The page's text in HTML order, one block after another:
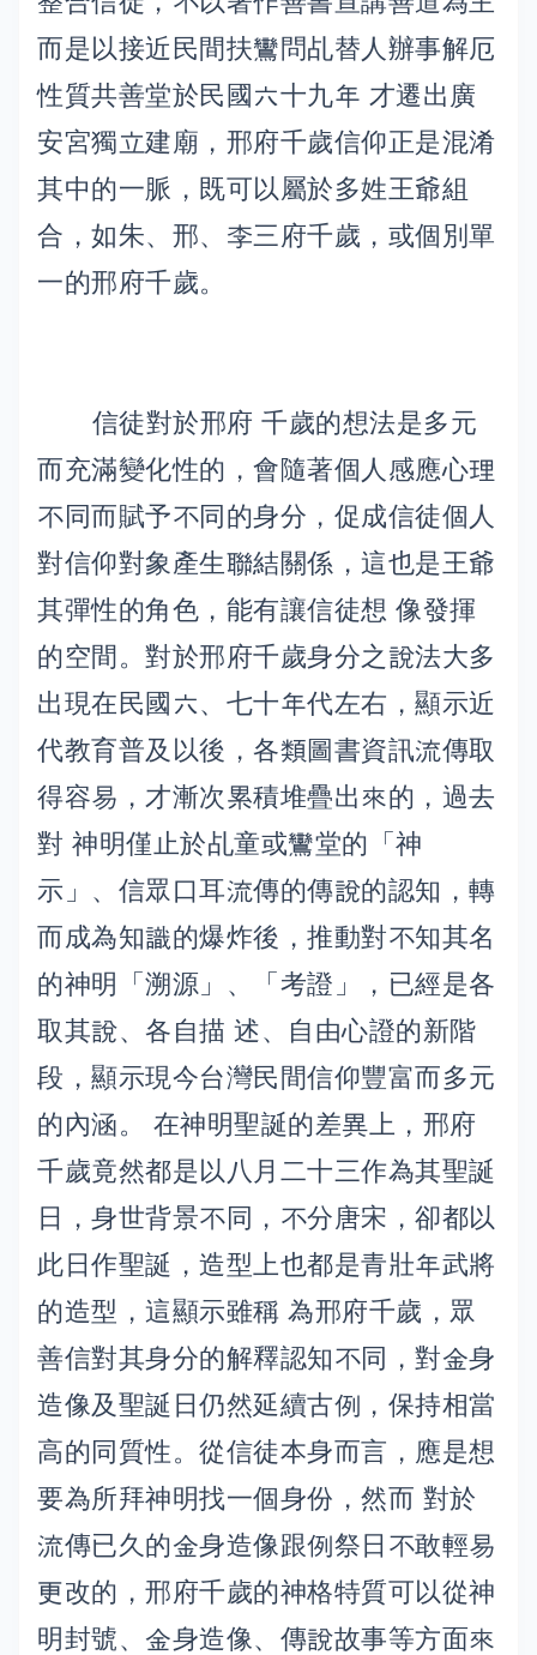
而是以接近民間扶鸞問乩替人辦事解厄
性質共善堂於民國六十九年 才遷出廣
安宮獨立建廟，邢府千歲信仰正是混淆
其中的一脈，既可以屬於多姓王爺組
合，如朱、邢、李三府千歲，或個別單
一的邢府千歲。
信徒對於邢府 千歲的想法是多元
而充滿變化性的，會隨著個人感應心理
不同而賦予不同的身分，促成信徒個人
對信仰對象產生聯結關係，這也是王爺
其彈性的角色，能有讓信徒想 像發揮
的空間。對於邢府千歲身分之說法大多
出現在民國六、七十年代左右，顯示近
代教育普及以後，各類圖書資訊流傳取
得容易，才漸次累積堆疊出來的，過去
對 神明僅止於乩童或鸞堂的「神
示」、信眾口耳流傳的傳說的認知，轉
而成為知識的爆炸後，推動對不知其名
的神明「溯源」、「考證」，已經是各
取其說、各自描 述、自由心證的新階
段，顯示現今台灣民間信仰豐富而多元
的內涵。 在神明聖誕的差異上，邢府
千歲竟然都是以八月二十三作為其聖誕
日，身世背景不同，不分唐宋，卻都以
此日作聖誕，造型上也都是青壯年武將
的造型，這顯示雖稱 為邢府千歲，眾
善信對其身分的解釋認知不同，對金身
造像及聖誕日仍然延續古例，保持相當
高的同質性。從信徒本身而言，應是想
要為所拜神明找一個身份，然而 對於
流傳已久的金身造像跟例祭日不敢輕易
更改的，邢府千歲的神格特質可以從神
明封號、金身造像、傳說故事等方面來